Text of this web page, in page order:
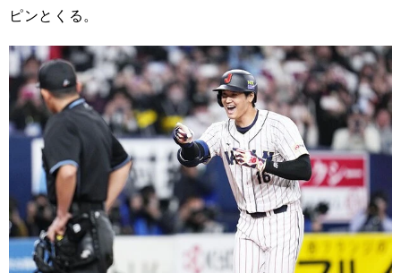
ピンとくる。